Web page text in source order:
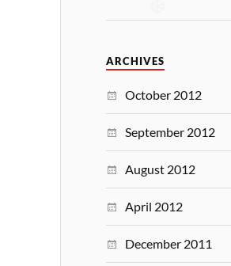
ARCHIVES
October 2012
September 2012
August 2012
April 2012
December 2011